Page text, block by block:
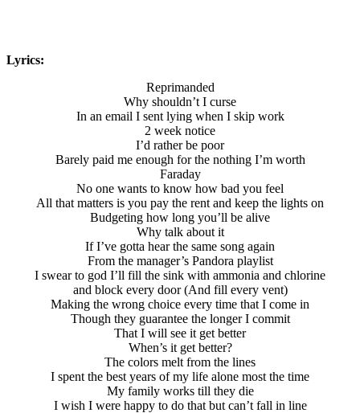
Lyrics:
Reprimanded
Why shouldn’t I curse
In an email I sent lying when I skip work
2 week notice
I’d rather be poor
Barely paid me enough for the nothing I’m worth
Faraday
No one wants to know how bad you feel
All that matters is you pay the rent and keep the lights on
Budgeting how long you’ll be alive
Why talk about it
If I’ve gotta hear the same song again
From the manager’s Pandora playlist
I swear to god I’ll fill the sink with ammonia and chlorine
and block every door (And fill every vent)
Making the wrong choice every time that I come in
Though they guarantee the longer I commit
That I will see it get better
When’s it get better?
The colors melt from the lines
I spent the best years of my life alone most the time
My family works till they die
I wish I were happy to do that but can’t fall in line